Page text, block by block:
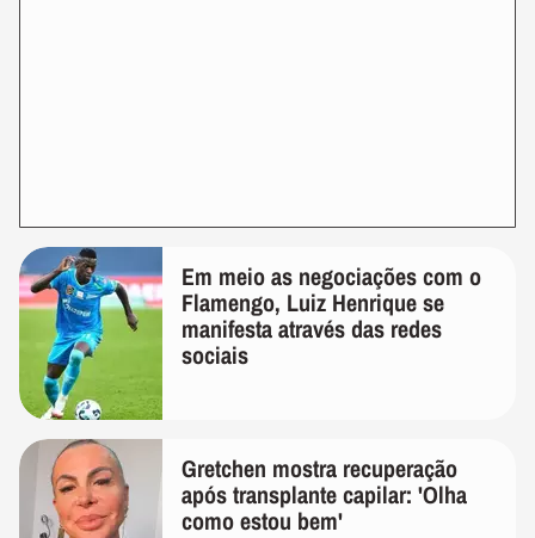
Em meio as negociações com o
Flamengo, Luiz Henrique se
manifesta através das redes
sociais
Gretchen mostra recuperação
após transplante capilar: 'Olha
como estou bem'